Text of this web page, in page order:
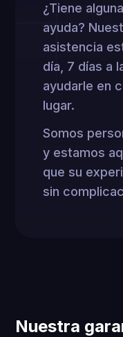
¿Tiene
ayuda?
asistencia
día, 7 días a
ayudarle en
lugar.
Somos
y estamos
que su
sin
Nuestra